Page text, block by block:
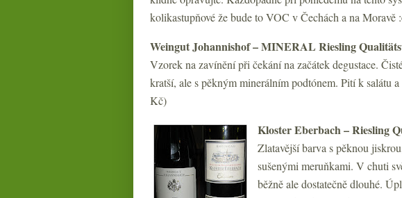
kolikastupňové že bude to VOC v Čechách a na Moravě
Weingut Johannishof – MINERAL Riesling
Vzorek na zavínění při čekání na začátek degustace.
kratší, ale s pěkným minerálním podtónem. Pití k salátu
Kč)
Kloster Eberbach – Riesling
Zlatavější barva s pěknou
sušenými meruňkami. V chuti
běžně ale dostatečně dlouhé.